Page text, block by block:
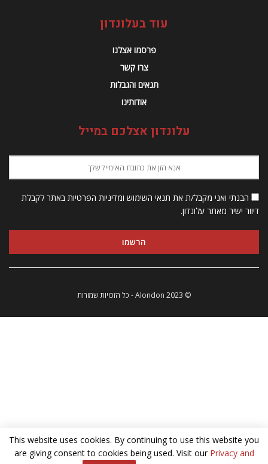
עוד בעלונדון
פרסמו אצלנו
צרו קשר
תנאים והגבלות
אודותינו
עלונדון אצלכם במייל
הבנתי ואני מקבל/ת את תנאי השימוש ומדיניות הפרטיות באתר לקבלת
דיוור ישיר מאתר עלונדון.
© 2023 Alondon - כל הזכויות שמורות
This website uses cookies. By continuing to use this website you
are giving consent to cookies being used. Visit our Privacy and